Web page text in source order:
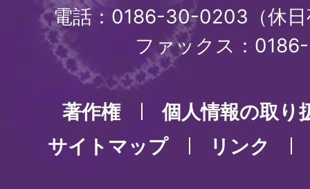
電話：0186-30-0203（休
ファックス：
著作権
個人情報の取り
サイトマップ
リンク